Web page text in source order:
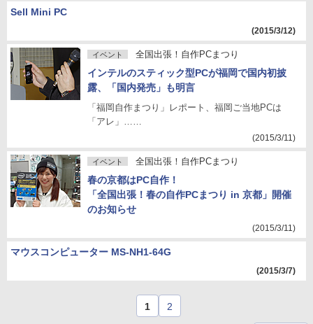
Sell Mini PC
(2015/3/12)
イベント 全国出張！自作PCまつり
インテルのスティック型PCが福岡で国内初披
露、「国内発売」も明言
「福岡自作まつり」レポート、福岡ご当地PCは
「アレ」……
(2015/3/11)
イベント 全国出張！自作PCまつり
春の京都はPC自作！
「全国出張！春の自作PCまつり in 京都」開催
のお知らせ
(2015/3/11)
マウスコンピューター MS-NH1-64G
(2015/3/7)
1 2